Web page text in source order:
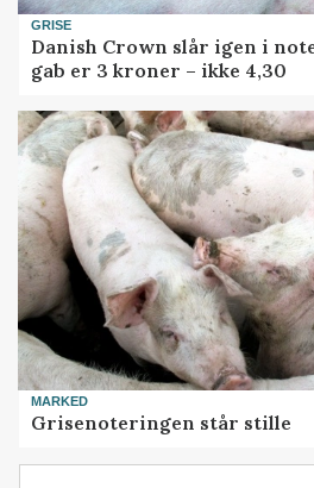
GRISE
Danish Crown slår igen i
gab er 3 kroner – ikke 4,30
MARKED
Grisenoteringen står stille